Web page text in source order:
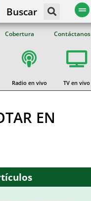
Buscar
Cobertura Contáctanos
Radio en vivo TV en vivo
EN